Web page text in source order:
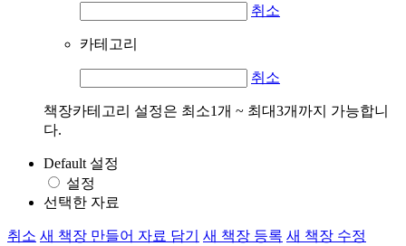
취소
카테고리
취소
책장카테고리 설정은 최소1개 ~ 최대3개까지 가능합니
다.
Default 설정
설정
선택한 자료
취소 새 책장 만들어 자료 담기 새 책장 등록 새 책장 수정